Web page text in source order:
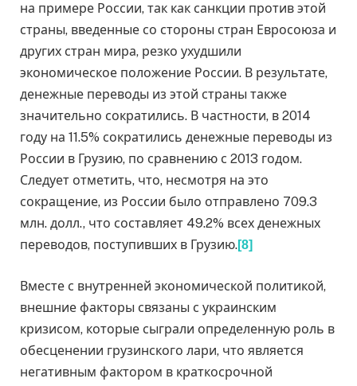
на примере России, так как санкции против этой
страны, введенные со стороны стран Евросоюза и
других стран мира, резко ухудшили
экономическое положение России. В результате,
денежные переводы из этой страны также
значительно сократились. В частности, в 2014
году на 11.5% сократились денежные переводы из
России в Грузию, по сравнению с 2013 годом.
Следует отметить, что, несмотря на это
сокращение, из России было отправлено 709.3
млн. долл., что составляет 49.2% всех денежных
переводов, поступивших в Грузию.[8]
Вместе с внутренней экономической политикой,
внешние факторы связаны с украинским
кризисом, которые сыграли определенную роль в
обесценении грузинского лари, что является
негативным фактором в краткосрочной